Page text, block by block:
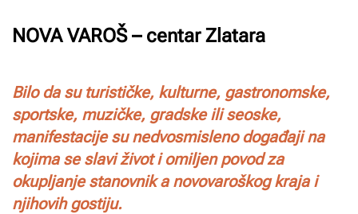
NOVA VAROŠ – centar Zlatara
Bilo da su turističke, kulturne, gastronomske,
sportske, muzičke, gradske ili seoske,
manifestacije su nedvosmisleno događaji na
kojima se slavi život i omiljen povod za
okupljanje stanovnik a novovaroškog kraja i
njihovih gostiju.